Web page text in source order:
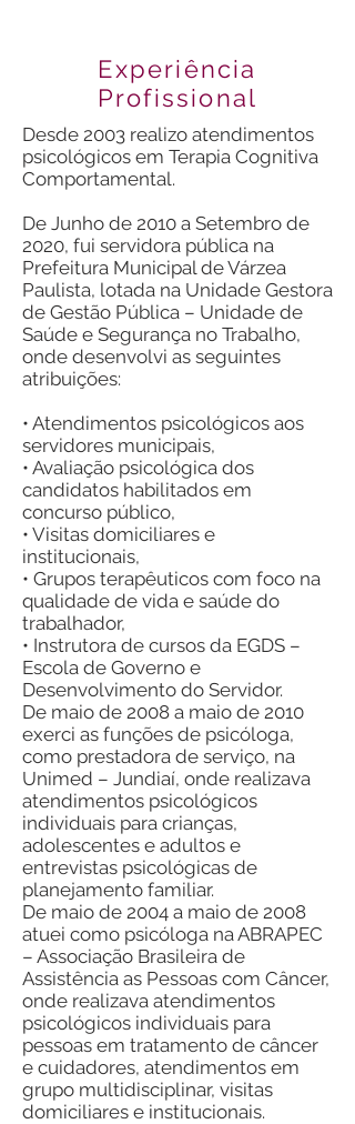
Experiência
Profissional
Desde 2003 realizo atendimentos
psicológicos em Terapia Cognitiva
Comportamental.
De Junho de 2010 a Setembro de
2020, fui servidora pública na
Prefeitura Municipal de Várzea
Paulista, lotada na Unidade Gestora
de Gestão Pública – Unidade de
Saúde e Segurança no Trabalho,
onde desenvolvi as seguintes
atribuições:
• Atendimentos psicológicos aos
servidores municipais,
• Avaliação psicológica dos
candidatos habilitados em
concurso público,
• Visitas domiciliares e
institucionais,
• Grupos terapêuticos com foco na
qualidade de vida e saúde do
trabalhador,
• Instrutora de cursos da EGDS –
Escola de Governo e
Desenvolvimento do Servidor.
De maio de 2008 a maio de 2010
exerci as funções de psicóloga,
como prestadora de serviço, na
Unimed – Jundiaí, onde realizava
atendimentos psicológicos
individuais para crianças,
adolescentes e adultos e
entrevistas psicológicas de
planejamento familiar.
De maio de 2004 a maio de 2008
atuei como psicóloga na ABRAPEC
– Associação Brasileira de
Assistência as Pessoas com Câncer,
onde realizava atendimentos
psicológicos individuais para
pessoas em tratamento de câncer
e cuidadores, atendimentos em
grupo multidisciplinar, visitas
domiciliares e institucionais.